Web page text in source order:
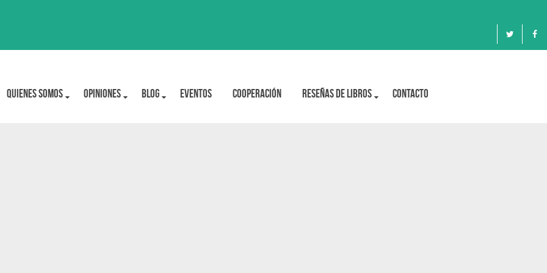
Quienes Somos OPINIONES BLOG Eventos Cooperación Reseñas de libros Contacto